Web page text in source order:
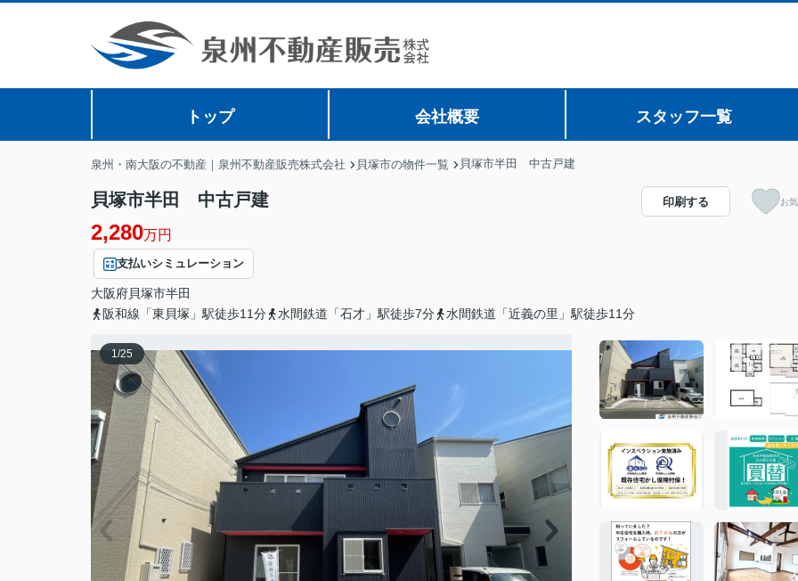
トップ 会社概要 スタッフ一覧
泉州・南大阪の不動産｜泉州不動産販売株式会社 貝塚市の物件一覧 貝塚市半田 中古戸建
貝塚市半田 中古戸建
2,280万円
支払いシミュレーション
大阪府貝塚市半田
阪和線「東貝塚」駅徒歩11分
水間鉄道「石才」駅徒歩7分 水間鉄道「近義の里」駅徒歩11分
印刷する お
1/25